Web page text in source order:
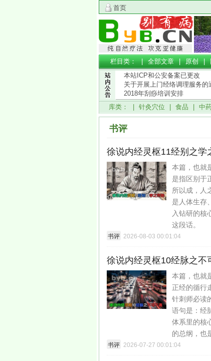
首页
栏目类： |全部文章|原创|
本站ICP和公安备案已更改
关于开展上门经络调理服务的
2018年刮痧培训安排
库类： | 针灸穴位 食品 中
书评
徐说内经灵枢11经别之学
本篇，也就
是指区别于
所以成，人
是人体生存
入钻研的核
这段话。
书评 2026-08-03 00:01:04
徐说内经灵枢10经脉之不
本篇，也就
正经的循行
针刺师必读
语句是：‌经
体系里的核
的总纲，也
书评 2026-07-27 00:01:04